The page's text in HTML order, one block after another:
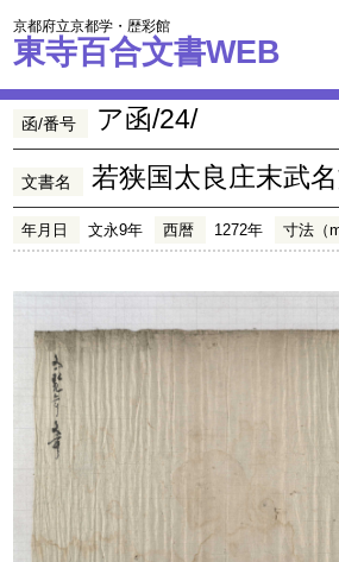
京都府立京都学・歴彩館
東寺百合文書WEB
函/番号 ア函/24/
文書名 若狭国太良庄末武
年月日 文永9年 西暦 1272年 寸法（